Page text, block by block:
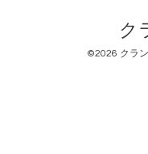
ク
©2026 クラ